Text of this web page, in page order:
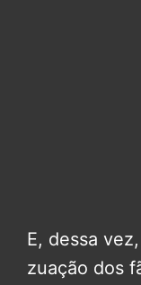
E, dessa
zuação dos